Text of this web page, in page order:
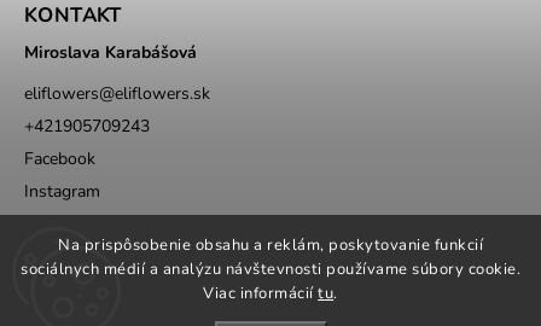
Na prispôsobenie obsahu a reklám, poskytovanie funkcií
sociálnych médií a analýzu návštevnosti používame súbory cookie.
Viac informáciítu.
KONTAKT
Miroslava Karabášová
eliflowers@eliflowers.sk
+421905709243
Facebook
Instagram